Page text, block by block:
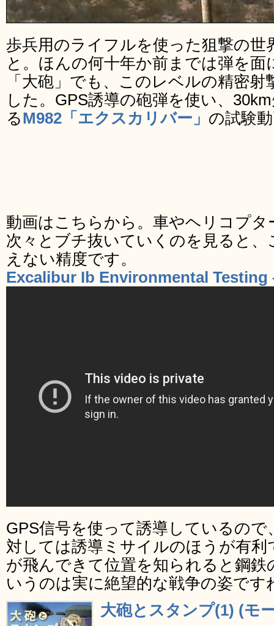
歩兵用のライフルを使った狙撃の世
と。ほんの何十年か前までは弾を
「大砲」でも、このレベルの精密
した。GPS誘導の砲弾を使い、
るM982「エクスカリバー」 の試験
動画はこちらから。車やヘリコプタ
次々とブチ抜いていくのを見ると
えない精度です。
Excalibur Ib Environmental Testing
GPS信号を使って誘導しているの
対しては誘導ミサイルのほうが有利
が飛んできて位置を知られると鋼
いうのは実に絶望的な戦争の姿です
大砲とスタンプ(1) (モ